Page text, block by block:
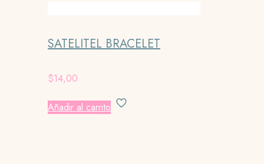
SATELITEL BRACELET
$14,00
Añadir al carrito